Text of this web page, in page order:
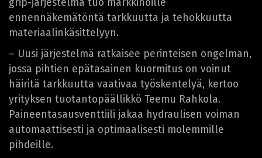
grip-järjestelmä tuo markkinoille
ennennäkemätöntä tarkkuutta ja tehokkuutta
materiaalinkäsittelyyn.
– Uusi järjestelmä ratkaisee perinteisen ongelman,
jossa pihtien epätasainen kuormitus on voinut
häiritä tarkkuutta vaativaa työskentelyä, kertoo
yrityksen tuotantopäällikkö Teemu Rahkola.
Paineentasausventtiili jakaa hydraulisen voiman
automaattisesti ja optimaalisesti molemmille
pihdeille.